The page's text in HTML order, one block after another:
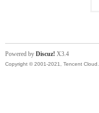
Powered by Discuz! X3.4
Copyright © 2001-2021, Tencent Cloud.